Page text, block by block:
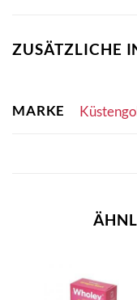
ZUSÄTZLICHE
MARKE